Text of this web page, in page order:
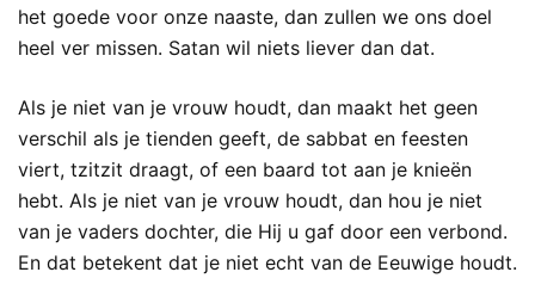
het goede voor onze naaste, dan zullen we ons doel
heel ver missen. Satan wil niets liever dan dat.
Als je niet van je vrouw houdt, dan maakt het geen
verschil als je tienden geeft, de sabbat en feesten
viert, tzitzit draagt, of een baard tot aan je knieën
hebt. Als je niet van je vrouw houdt, dan hou je niet
van je vaders dochter, die Hij u gaf door een verbond.
En dat betekent dat je niet echt van de Eeuwige houdt.